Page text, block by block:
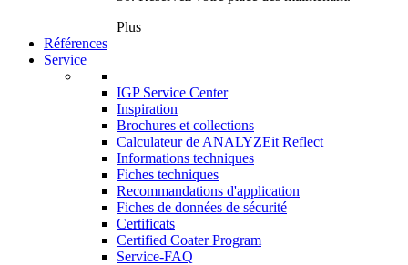
Plus
Références
Service
IGP Service Center
Inspiration
Brochures et collections
Calculateur de ANALYZEit Reflect
Informations techniques
Fiches techniques
Recommandations d'application
Fiches de données de sécurité
Certificats
Certified Coater Program
Service-FAQ